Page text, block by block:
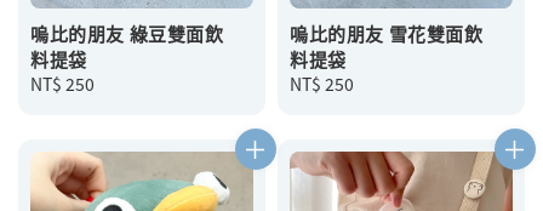
嗚比的朋友 綠豆雙面飲
料提袋
Regular
NT$ 250
嗚比的朋友 雪花雙面飲
料提袋
Regular
NT$ 250